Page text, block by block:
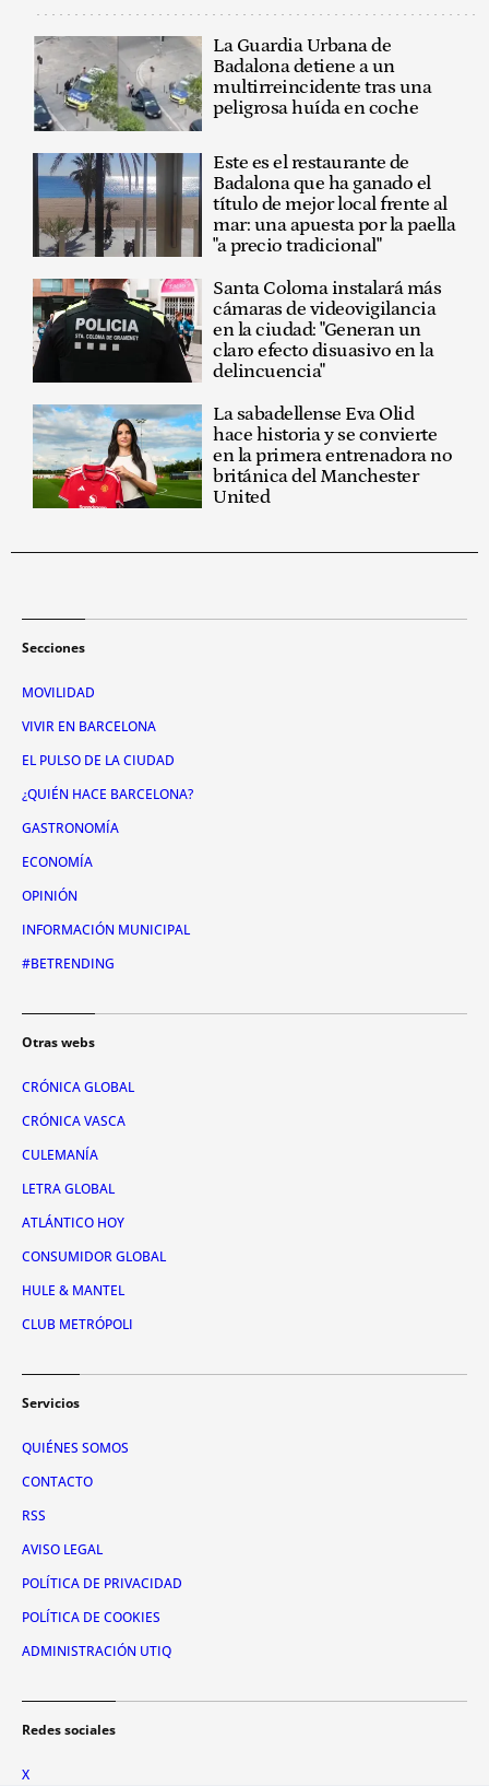
La Guardia Urbana de
Badalona detiene a un
multirreincidente tras una
peligrosa huída en coche
Este es el restaurante de
Badalona que ha ganado el
título de mejor local frente al
mar: una apuesta por la paella
"a precio tradicional"
Santa Coloma instalará más
cámaras de videovigilancia
en la ciudad: "Generan un
claro efecto disuasivo en la
delincuencia"
La sabadellense Eva Olid
hace historia y se convierte
en la primera entrenadora no
británica del Manchester
United
Secciones
MOVILIDAD
VIVIR EN BARCELONA
EL PULSO DE LA CIUDAD
¿QUIÉN HACE BARCELONA?
GASTRONOMÍA
ECONOMÍA
OPINIÓN
INFORMACIÓN MUNICIPAL
#BETRENDING
Otras webs
CRÓNICA GLOBAL
CRÓNICA VASCA
CULEMANÍA
LETRA GLOBAL
ATLÁNTICO HOY
CONSUMIDOR GLOBAL
HULE & MANTEL
CLUB METRÓPOLI
Servicios
QUIÉNES SOMOS
CONTACTO
RSS
AVISO LEGAL
POLÍTICA DE PRIVACIDAD
POLÍTICA DE COOKIES
ADMINISTRACIÓN UTIQ
Redes sociales
X